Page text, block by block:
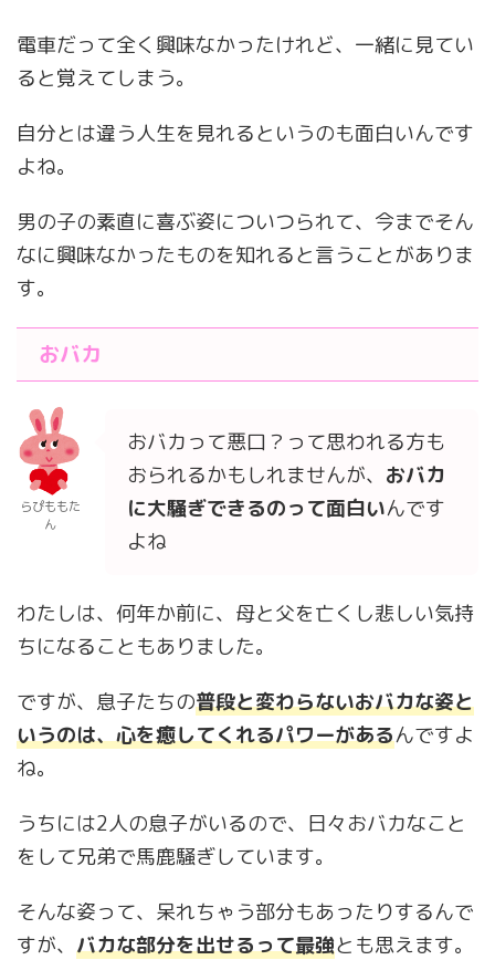
電車だって全く興味なかったけれど、一緒に見てい
ると覚えてしまう。
自分とは違う人生を見れるというのも面白いんです
よね。
男の子の素直に喜ぶ姿についつられて、今までそん
なに興味なかったものを知れると言うことがありま
す。
おバカ
らぴももた
ん
おバカって悪口？って思われる方も
おられるかもしれませんが、 おバカ
に大騒ぎできるのって面白いんです
よね
わたしは、何年か前に、母と父を亡くし悲しい気持
ちになることもありました。
ですが、息子たちの普段と変わらないおバカな姿と
いうのは、心を癒してくれるパワーがあるんですよ
ね。
うちには2人の息子がいるので、日々おバカなこと
をして兄弟で馬鹿騒ぎしています。
そんな姿って、呆れちゃう部分もあったりするんで
すが、 バカな部分を出せるって最強とも思えます。